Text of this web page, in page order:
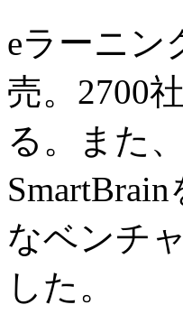
eラーニン
売。2700
る。また
なベンチ
した。